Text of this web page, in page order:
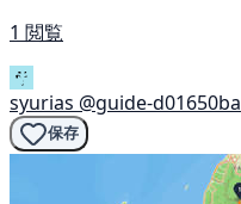
1 閲覧
syurias @guide-d01650ba
保存